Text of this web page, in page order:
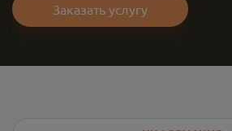
Заказать услугу